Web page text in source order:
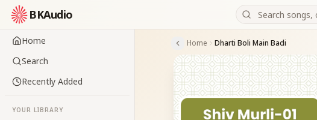
BKAudio
Home
Search
Recently Added
YOUR LIBRARY
Home Dharti Boli Main Badi